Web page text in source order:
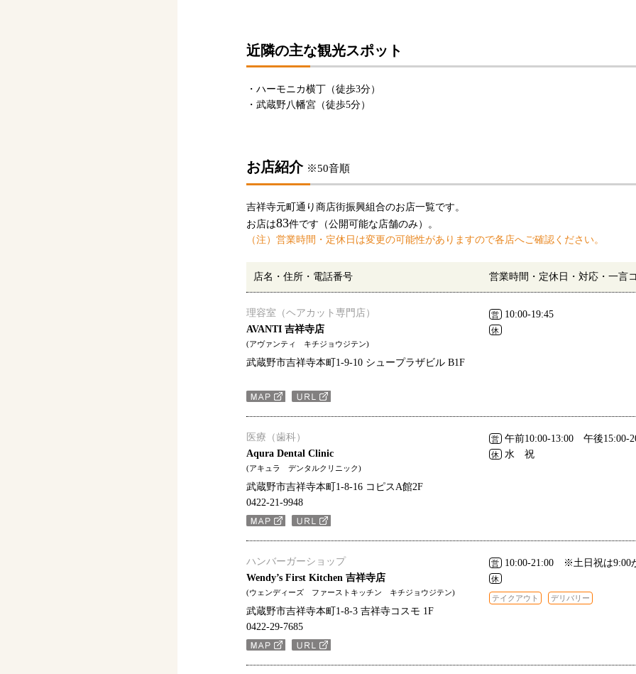
近隣の主な観光スポット
・ハーモニカ横丁（徒歩3分）
・武蔵野八幡宮（徒歩5分）
お店紹介 ※50音順
吉祥寺元町通り商店街振興組合のお店一覧です。
お店は83件です（公開可能な店舗のみ）。
（注）営業時間・定休日は変更の可能性がありますので各店へご確認ください。
店名・住所・電話番号 営業時間・定休日・対応・一言
理容室（ヘアカット専門店）
AVANTI 吉祥寺店
(アヴァンティ キチジョウジテン)
武蔵野市吉祥寺本町1-9-10 シュープラザビル B1F
営 10:00-19:45
休
医療（歯科）
Aqura Dental Clinic
(アキュラ デンタルクリニック)
武蔵野市吉祥寺本町1-8-16 コピスA館2F
0422-21-9948
営 午前10:00-13:00 午後
休 水 祝
ハンバーガーショップ
Wendy’s First Kitchen 吉祥寺店
(ウェンディーズ ファーストキッチン キチジョウジテン)
武蔵野市吉祥寺本町1-8-3 吉祥寺コスモ 1F
0422-29-7685
営 10:00-21:00 ※土日祝は9:00
休
テイクアウト デリバリー